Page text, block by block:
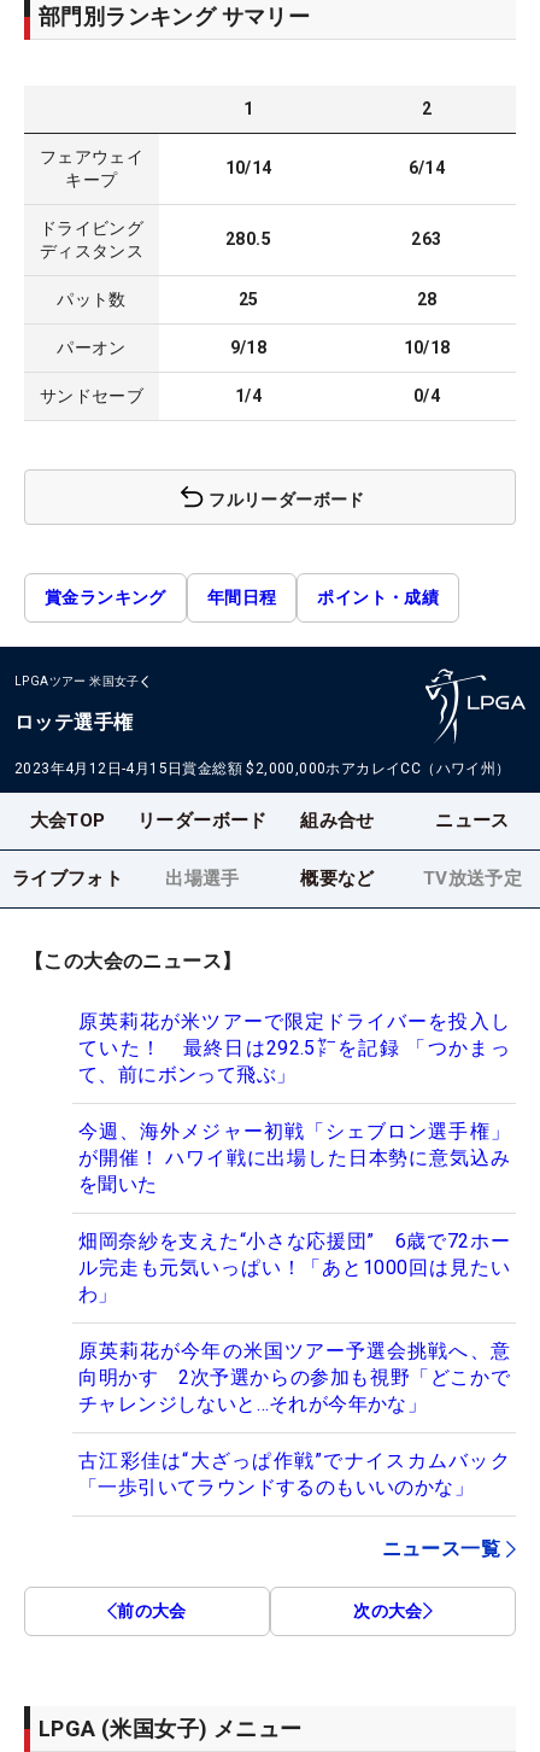
部門別ランキング サマリー
1 2
フェアウェイ
キープ
10/14 6/14
ドライビング
ディスタンス
280.5 263
パット数 25 28
パーオン 9/18 10/18
サンドセーブ 1/4 0/4
フルリーダーボード
賞金ランキング 年間日程 ポイント・成績
LPGAツアー 米国女子
ロッテ選手権
2023年4月12日-4月15日賞金総額 $2,000,000ホアカレイCC（ハワイ州）
大会TOP リーダーボード 組み合せ ニュース
ライブフォト 出場選手 概要など TV放送予定
【この大会のニュース】
原英莉花が米ツアーで限定ドライバーを投入し
ていた！ 最終日は292.5㍎を記録 「つかまっ
て、前にボンって飛ぶ」
今週、海外メジャー初戦「シェブロン選手権」
が開催！ ハワイ戦に出場した日本勢に意気込み
を聞いた
畑岡奈紗を支えた“小さな応援団” 6歳で72ホー
ル完走も元気いっぱい！「あと1000回は見たい
わ」
原英莉花が今年の米国ツアー予選会挑戦へ、意
向明かす 2次予選からの参加も視野「どこかで
チャレンジしないと…それが今年かな」
古江彩佳は“大ざっぱ作戦”でナイスカムバック
「一歩引いてラウンドするのもいいのかな」
ニュース一覧
前の大会 次の大会
LPGA (米国女子) メニュー